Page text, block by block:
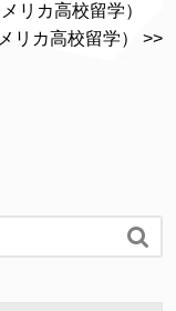
リカ高校留学）
リカ高校留学） >>
